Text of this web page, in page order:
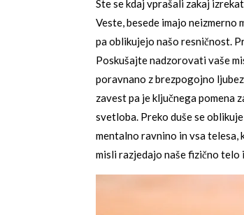
Ste se kdaj vprašali zakaj
Veste, besede imajo
pa oblikujejo našo resničnost.
Poskušajte nadzorovati vaše
poravnano z brezpogojno
zavest pa je ključnega pomena
svetloba. Preko duše se
mentalno ravnino in vsa telesa,
misli razjedajo naše fizično telo